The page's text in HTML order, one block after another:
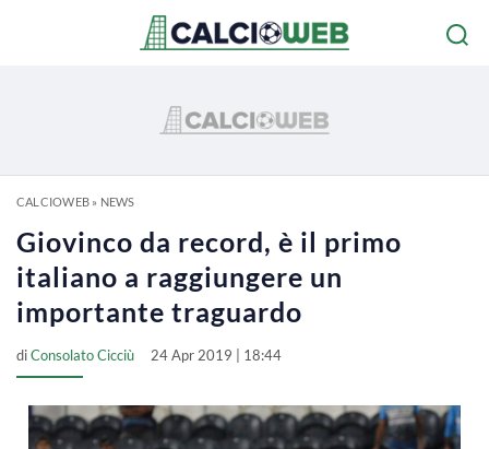
CALCIOWEB» NEWS
Giovinco da record, è il primo
italiano a raggiungere un
importante traguardo
diConsolato Cicciù 24 Apr 2019 | 18:44